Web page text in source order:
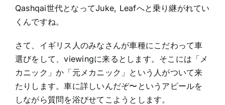
Qashqai世代となってJuke, Leafへと乗り継がれてい
くんですね。
さて、イギリス人のみなさんが車種にこだわって車
選びをして、viewingに来るとします。そこには「メ
カニック」か「元メカニック」という人がついて来
たりします。車に詳しいんだぞ〜というアピールを
しながら質問を浴びせてこようとします。